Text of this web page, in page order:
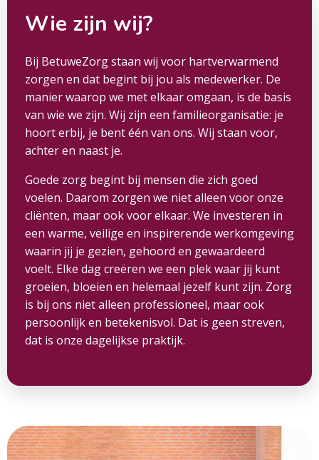
Wie zijn wij?
Bij BetuweZorg staan wij voor hartverwarmend
zorgen en dat begint bij jou als medewerker. De
manier waarop we met elkaar omgaan, is de basis
van wie we zijn. Wij zijn een familieorganisatie: je
hoort erbij, je bent één van ons. Wij staan voor,
achter en naast je.
Goede zorg begint bij mensen die zich goed
voelen. Daarom zorgen we niet alleen voor onze
cliënten, maar ook voor elkaar. We investeren in
een warme, veilige en inspirerende werkomgeving
waarin jij je gezien, gehoord en gewaardeerd
voelt. Elke dag creëren we een plek waar jij kunt
groeien, bloeien en helemaal jezelf kunt zijn. Zorg
is bij ons niet alleen professioneel, maar ook
persoonlijk en betekenisvol. Dat is geen streven,
dat is onze dagelijkse praktijk.